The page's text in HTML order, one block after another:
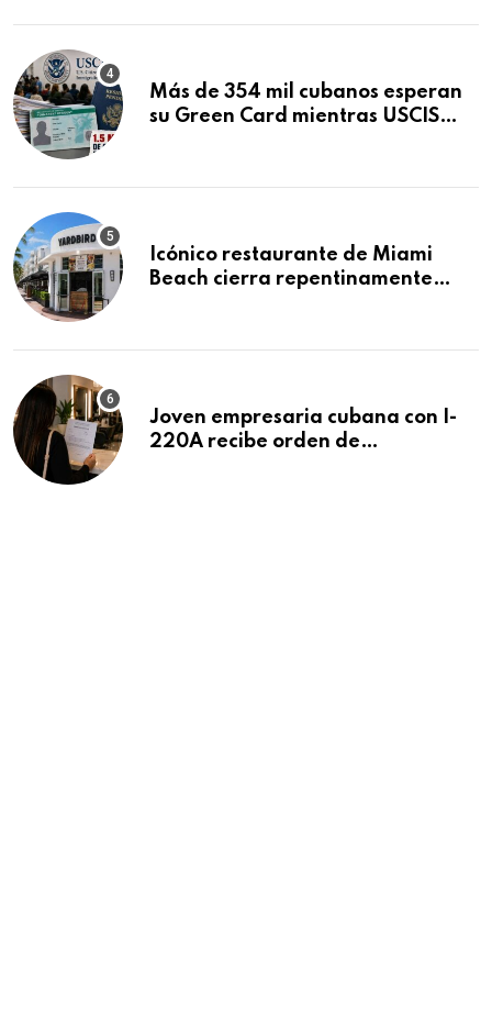
Más de 354 mil cubanos esperan
su Green Card mientras USCIS
Icónico restaurante de Miami
Beach cierra repentinamente
Joven empresaria cubana con I-
220A recibe orden de